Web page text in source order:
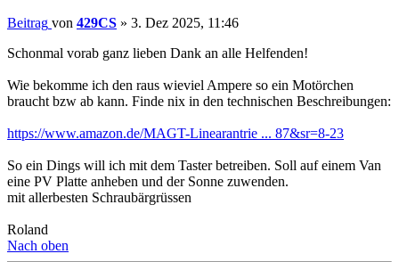
Beitrag von 429CS » 3. Dez 2025, 11:46
Schonmal vorab ganz lieben Dank an alle Helfenden!
Wie bekomme ich den raus wieviel Ampere so ein Motörchen
braucht bzw ab kann. Finde nix in den technischen Beschreibungen:
https://www.amazon.de/MAGT-Linearantrie ... 87&sr=8-23
So ein Dings will ich mit dem Taster betreiben. Soll auf einem Van
eine PV Platte anheben und der Sonne zuwenden.
mit allerbesten Schraubärgrüssen
Roland
Nach oben